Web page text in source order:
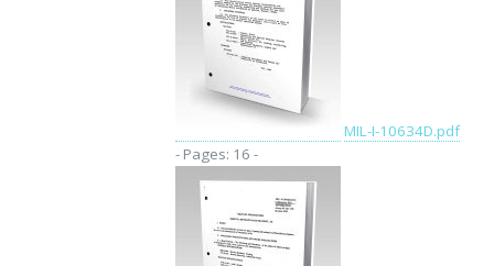
MIL-I-10634D.pdf
- Pages: 16 -